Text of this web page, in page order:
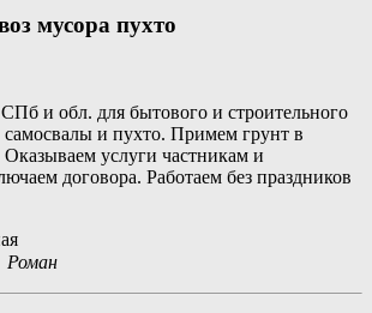
мусора пухто
и обл. для бытового и строительного
и пухто. Примем грунт в
услуги частникам и
договора. Работаем без праздников
Роман